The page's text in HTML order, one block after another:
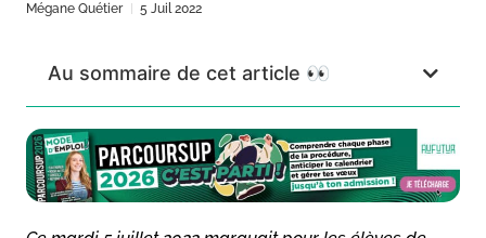
Mégane Quétier 5 Juil 2022
Au sommaire de cet article 👀